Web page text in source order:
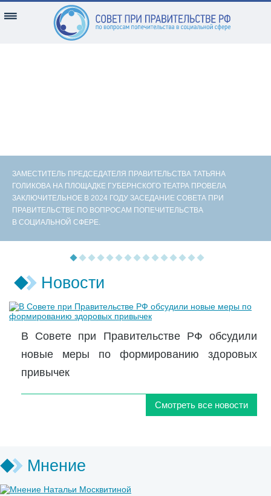
ЗАМЕСТИТЕЛЬ ПРЕДСЕДАТЕЛЯ ПРАВИТЕЛЬСТВА ТАТЬЯНА
ГОЛИКОВА НА ПЛОЩАДКЕ ГУБЕРНСКОГО ТЕАТРА ПРОВЕЛА
ЗАКЛЮЧИТЕЛЬНОЕ В 2024 ГОДУ ЗАСЕДАНИЕ СОВЕТА ПРИ
ПРАВИТЕЛЬСТВЕ ПО ВОПРОСАМ ПОПЕЧИТЕЛЬСТВА
В СОЦИАЛЬНОЙ СФЕРЕ.
Новости
В Совете при Правительстве РФ обсудили
новые меры по формированию здоровых
привычек
Смотреть все новости
Мнение